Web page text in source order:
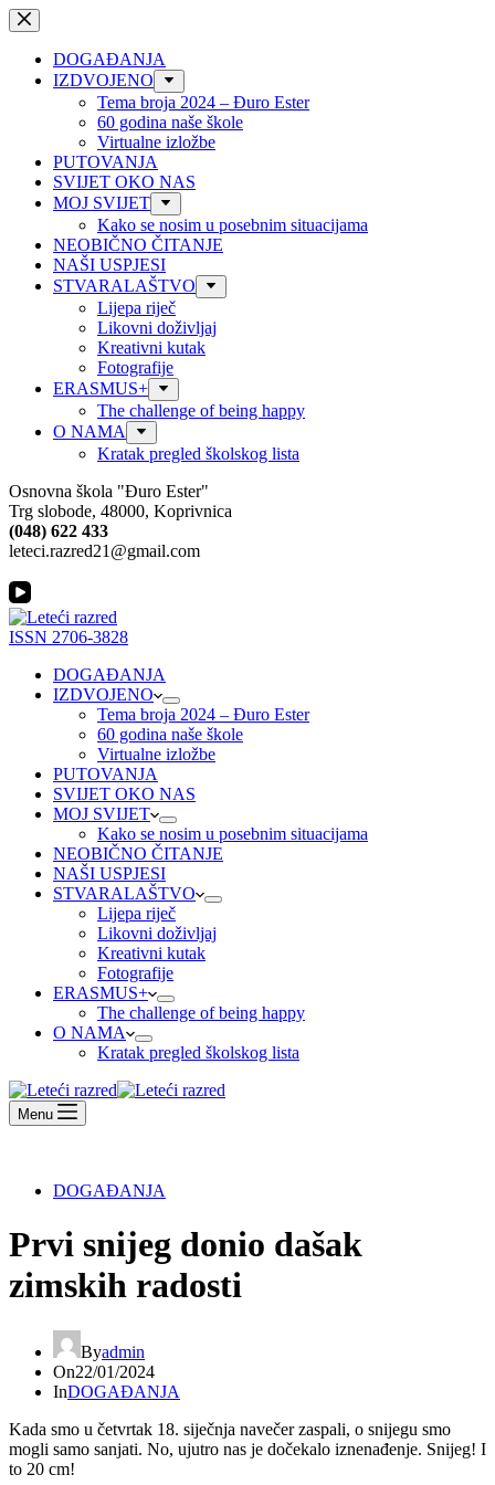
Preskoči
na
sadržajDOGAĐANJA
IZDVOJENO
Tema broja 2024 – Đuro Ester
60 godina naše škole
Virtualne izložbe
PUTOVANJA
SVIJET OKO NAS
MOJ SVIJET
Kako se nosim u posebnim situacijama
NEOBIČNO ČITANJE
NAŠI USPJESI
STVARALAŠTVO
Lijepa riječ
Likovni doživljaj
Kreativni kutak
Fotografije
ERASMUS+
The challenge of being happy
O NAMA
Kratak pregled školskog lista
Osnovna škola "Đuro Ester"
Trg slobode, 48000, Koprivnica
(048) 622 433
leteci.razred21@gmail.com
ISSN 2706-3828
DOGAĐANJA
IZDVOJENO
Tema broja 2024 – Đuro Ester
60 godina naše škole
Virtualne izložbe
PUTOVANJA
SVIJET OKO NAS
MOJ SVIJET
Kako se nosim u posebnim situacijama
NEOBIČNO ČITANJE
NAŠI USPJESI
STVARALAŠTVO
Lijepa riječ
Likovni doživljaj
Kreativni kutak
Fotografije
ERASMUS+
The challenge of being happy
O NAMA
Kratak pregled školskog lista
Menu
DOGAĐANJA
Prvi snijeg donio dašak
zimskih radosti
Byadmin
On22/01/2024
InDOGAĐANJA
Kada smo u četvrtak 18. siječnja navečer zaspali, o snijegu smo
mogli samo sanjati. No, ujutro nas je dočekalo iznenađenje. Snijeg! I
to 20 cm!